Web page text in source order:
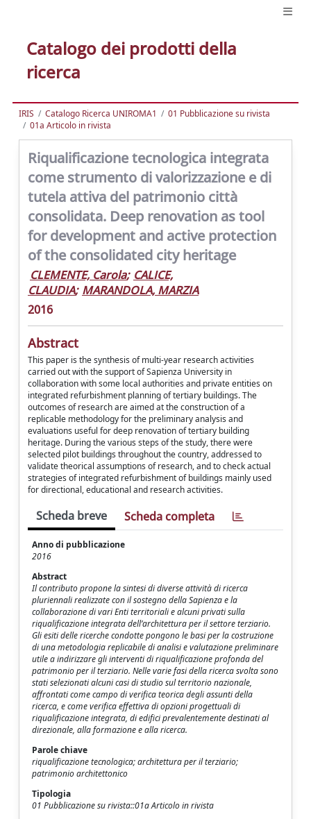
Catalogo dei prodotti della
ricerca
IRIS Catalogo Ricerca UNIROMA1
01 Pubblicazione su rivista
01a Articolo in rivista
Riqualificazione tecnologica integrata
come strumento di valorizzazione e di
tutela attiva del patrimonio città
consolidata. Deep renovation as tool
for development and active protection
of the consolidated city heritage
CLEMENTE, Carola; CALICE,
CLAUDIA; MARANDOLA, MARZIA
2016
Abstract
This paper is the synthesis of multi-year research activities
carried out with the support of Sapienza University in
collaboration with some local authorities and private entities on
integrated refurbishment planning of tertiary buildings. The
outcomes of research are aimed at the construction of a
replicable methodology for the preliminary analysis and
evaluations useful for deep renovation of tertiary building
heritage. During the various steps of the study, there were
selected pilot buildings throughout the country, addressed to
validate theorical assumptions of research, and to check actual
strategies of integrated refurbishment of buildings mainly used
for directional, educational and research activities.
Scheda breve Scheda completa
Anno di pubblicazione
2016
Abstract
Il contributo propone la sintesi di diverse attività di ricerca
pluriennali realizzate con il sostegno della Sapienza e la
collaborazione di vari Enti territoriali e alcuni privati sulla
riqualificazione integrata dell’architettura per il settore terziario.
Gli esiti delle ricerche condotte pongono le basi per la costruzione
di una metodologia replicabile di analisi e valutazione preliminare
utile a indirizzare gli interventi di riqualificazione profonda del
patrimonio per il terziario. Nelle varie fasi della ricerca svolta sono
stati selezionati alcuni casi di studio sul territorio nazionale,
affrontati come campo di verifica teorica degli assunti della
ricerca, e come verifica effettiva di opzioni progettuali di
riqualificazione integrata, di edifici prevalentemente destinati al
direzionale, alla formazione e alla ricerca.
Parole chiave
riqualificazione tecnologica; architettura per il terziario;
patrimonio architettonico
Tipologia
01 Pubblicazione su rivista::01a Articolo in rivista